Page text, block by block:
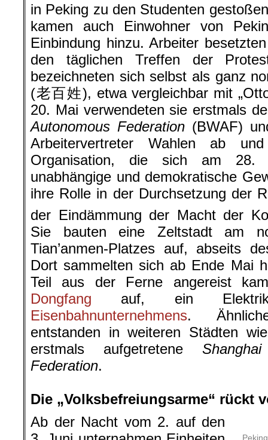
in Peking zu den Studenten
kamen auch Einwohner von
Einbindung hinzu. Arbeiter
den täglichen Treffen der
bezeichneten sich selbst als ganz
(老百姓), etwa vergleichbar mit
20. Mai verwendeten sie erstmals
Autonomous Federation (BWAF)
Arbeitervertreter Wahlen ab
Organisation, die sich am
unabhängige und demokratische
ihre Rolle in der Durchsetzung der
der Eindämmung der Macht der
Sie bauten eine Zeltstadt am
Tian’anmen-Platzes auf, abseits
Dort sammelten sich ab Ende Mai
Teil aus der Ferne angereist
Dongfang auf, ein
Eisenbahnunternehmens. Ähnliche
entstanden in weiteren Städten
erstmals aufgetretene
Federation.
Die „Volksbefreiungsarme“ rückt
Ab der Nacht vom 2. auf den